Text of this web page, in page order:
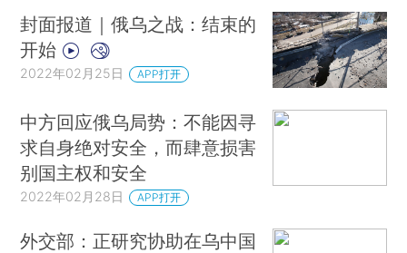
封面报道｜俄乌之战：结束的
开始
2022年02月25日 APP打开
中方回应俄乌局势：不能因寻
求自身绝对安全，而肆意损害
别国主权和安全
2022年02月28日 APP打开
外交部：正研究协助在乌中国